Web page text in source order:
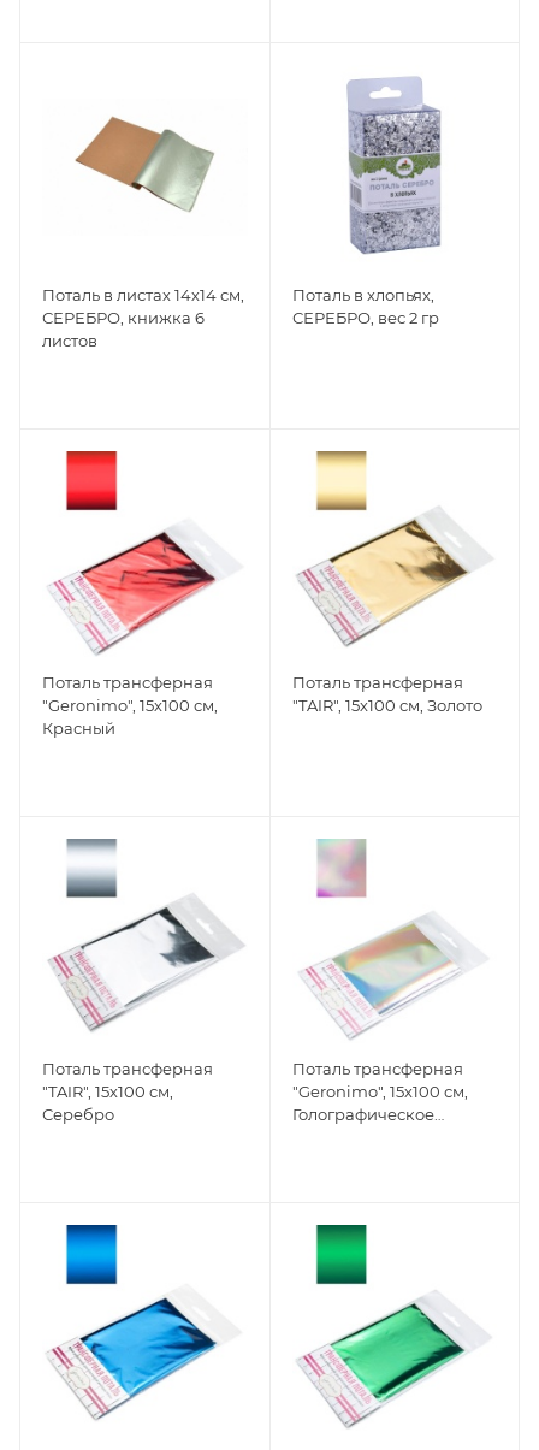
Поталь в листах 14х14 см,
СЕРЕБРО, книжка 6
листов
Поталь в хлопьях,
СЕРЕБРО, вес 2 гр
Поталь трансферная
"Geronimo", 15х100 см,
Красный
Поталь трансферная
"TAIR", 15х100 см, Золото
Поталь трансферная
"TAIR", 15х100 см,
Серебро
Поталь трансферная
"Geronimo", 15х100 см,
Голографическое